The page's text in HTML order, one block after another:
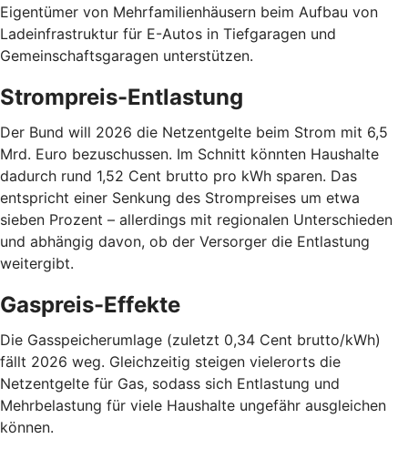
Eigentümer von Mehrfamilienhäusern beim Aufbau von
Ladeinfrastruktur für E-Autos in Tiefgaragen und
Gemeinschaftsgaragen unterstützen.
Strompreis-Entlastung
Der Bund will 2026 die Netzentgelte beim Strom mit 6,5
Mrd. Euro bezuschussen. Im Schnitt könnten Haushalte
dadurch rund 1,52 Cent brutto pro kWh sparen. Das
entspricht einer Senkung des Strompreises um etwa
sieben Prozent – allerdings mit regionalen Unterschieden
und abhängig davon, ob der Versorger die Entlastung
weitergibt.
Gaspreis-Effekte
Die Gasspeicherumlage (zuletzt 0,34 Cent brutto/kWh)
fällt 2026 weg. Gleichzeitig steigen vielerorts die
Netzentgelte für Gas, sodass sich Entlastung und
Mehrbelastung für viele Haushalte ungefähr ausgleichen
können.